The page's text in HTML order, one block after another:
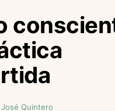
José Quintero